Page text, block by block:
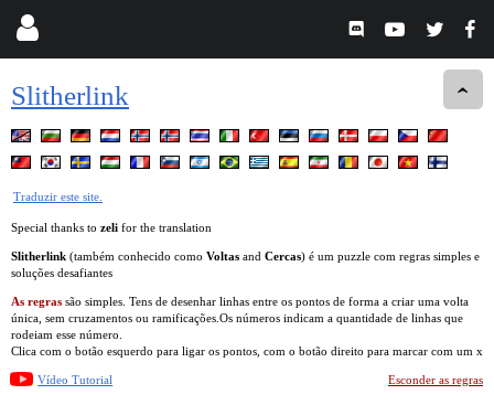
Slitherlink
Traduzir este site.
Special thanks to zeli for the translation
Slitherlink (também conhecido como Voltas and Cercas) é um puzzle com regras simples e
soluções desafiantes
As regras são simples. Tens de desenhar linhas entre os pontos de forma a criar uma volta
única, sem cruzamentos ou ramificações.Os números indicam a quantidade de linhas que
rodeiam esse número.
Clica com o botão esquerdo para ligar os pontos, com o botão direito para marcar com um x
Vídeo Tutorial Esconder as regras